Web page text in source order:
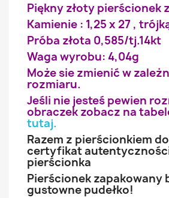
Piękny złoty pierścionek
Kamienie : 1,25 x 27 ,
Próba złota 0,585/tj.14kt
Waga wyrobu: 4,04g
Może sie zmienić w
rozmiaru.
Jeśli nie jesteś pewien
obraczek zobacz na
tutaj.
Razem z pierścionkiem
certyfikat
pierścionka
Pierścionek zapakowany
gustowne pudełko!